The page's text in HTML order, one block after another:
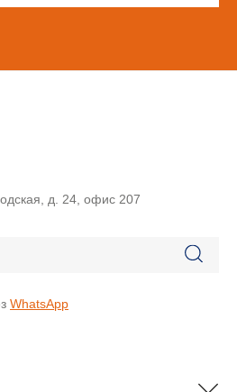
д. 24, офис 207
WhatsApp